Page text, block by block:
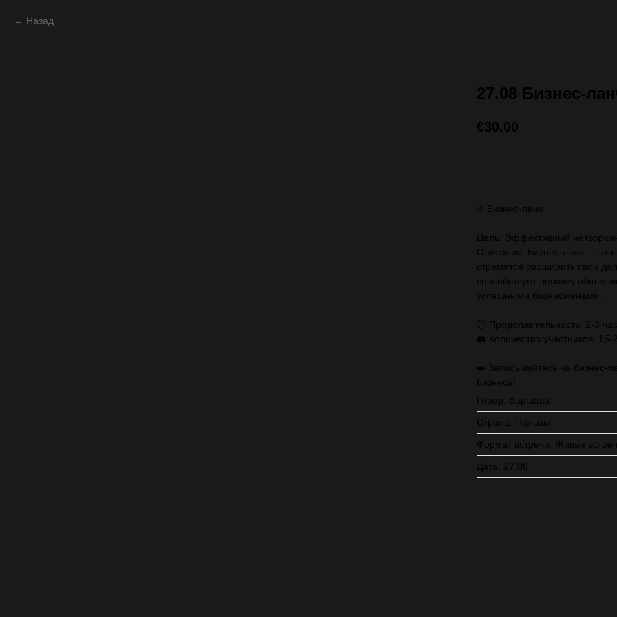
Назад
27.08 Бизнес-
€30.00
❇️ Бизнес-ланч
Цель: Эффективный
Описание: Бизнес-ланч — это
стремятся расширить свои
способствует легкому
успешными бизнесменами.
🕒 Продолжительность: 2-3
👥 Количество участников: 15-
➡️ Записывайтесь на бизнес-
бизнеса!
Город: Варшава
Страна: Польша
Формат встречи: Живая
Дата: 27.08